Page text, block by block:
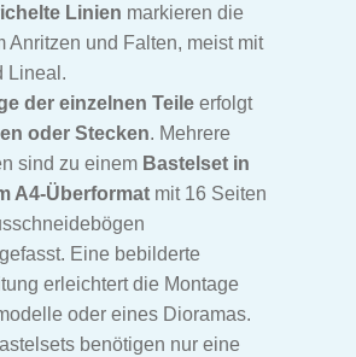
Linien markieren die
Anritzen und Falten, meist mit
Lineal.
der einzelnen Teileerfolgt
oder Stecken. Mehrere
sind zu einem Bastelset in
A4-Überformatmit 16 Seiten
Eine bebilderte
erleichtert die Montage
oder eines Dioramas.
benötigen nur eine